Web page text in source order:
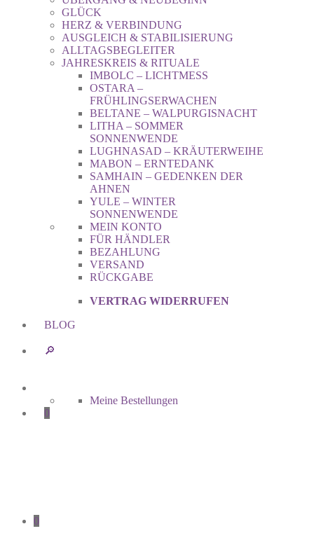
GLÜCK
HERZ & VERBINDUNG
AUSGLEICH & STABILISIERUNG
ALLTAGSBEGLEITER
JAHRESKREIS & RITUALE
IMBOLC – LICHTMESS
OSTARA –
FRÜHLINGSERWACHEN
BELTANE – WALPURGISNACHT
LITHA – SOMMER
SONNENWENDE
LUGHNASAD – KRÄUTERWEIHE
MABON – ERNTEDANK
SAMHAIN – GEDENKEN DER
AHNEN
YULE – WINTER
SONNENWENDE
MEIN KONTO
FÜR HÄNDLER
BEZAHLUNG
VERSAND
RÜCKGABE
VERTRAG WIDERRUFEN
BLOG
🔎︎
Meine Bestellungen
0
0